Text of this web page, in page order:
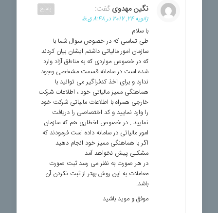
نگین مهدوی گفت:
ژانویه 24, 2017 در 8:48 ق.ظ
با سلام
طی تماسی که در خصوص سوال شما با
سازمان امور مالیاتی داشتم ایشان بیان کردند
که در خصوص مواردی که به مناطق آزاد وارد
شده است در سامانه قسمت مشخصی وجود
ندارد و برای اخذ کدفراگیر می توانید با
هماهنگی ممیز مالیاتی خود ، اطلاعات شرکت
خارجی همراه با اطلاعات مالیاتی شرکت خود
را وارد نمایید و کد اختصاصی را دریافت
نمایید . در خصوص اخطاری هم که سازمان
امور مالیاتی در سامانه داده است فرمودند که
اگر با هماهنگی ممیز خود انجام دهید
مشکلی پیش نخواهد آمد .
در هر صورت به نظر می رسد ثبت صورت
معاملات به این روش بهتر از ثبت نکردن آن
باشد.
موفق و موید باشید
پاسخ